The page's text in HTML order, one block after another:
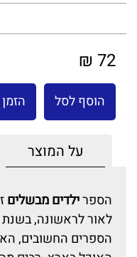
72 ₪
הוסף לסל
על המוצר
הספרילדים מבשלים
הספרים החשובים,